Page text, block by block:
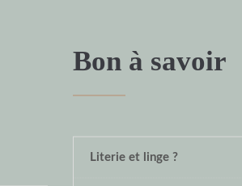
Bon à savoir
Literie et linge ?